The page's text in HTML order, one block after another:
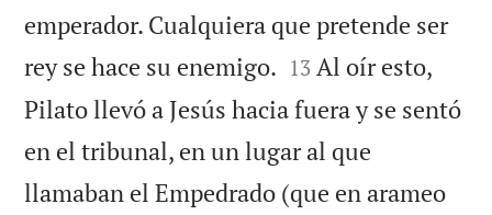
emperador. Cualquiera que pretende ser
rey se hace su enemigo. 

13 Al oír esto,
Pilato llevó a Jesús hacia fuera y se sentó
en el tribunal, en un lugar al que
llamaban el Empedrado (que en arameo